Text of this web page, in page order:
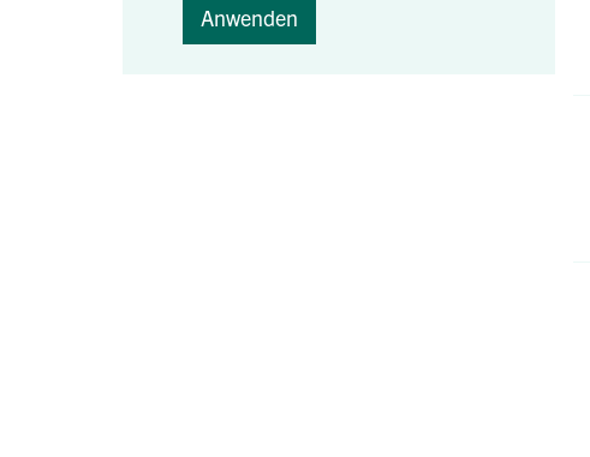
Anwenden